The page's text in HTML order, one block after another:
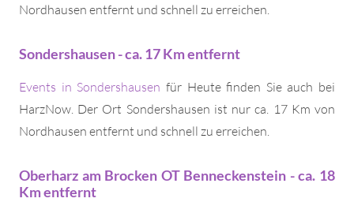
Nordhausen entfernt und schnell zu erreichen.
Sondershausen - ca. 17 Km entfernt
Events in Sondershausen für Heute finden Sie auch bei
HarzNow. Der Ort Sondershausen ist nur ca. 17 Km von
Nordhausen entfernt und schnell zu erreichen.
Oberharz am Brocken OT Benneckenstein - ca. 18
Km entfernt